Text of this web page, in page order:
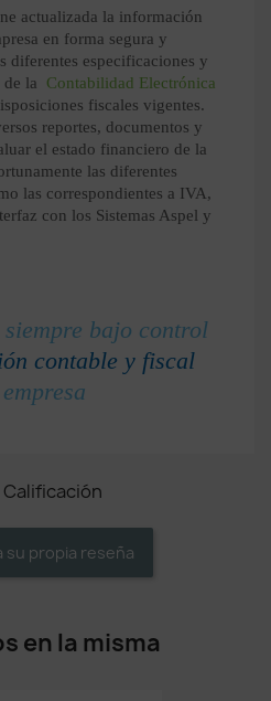
actualizada la información
en forma segura y
diferentes especificaciones y
de la Contabilidad Electrónica
fiscales vigentes.
reportes, documentos y
el estado financiero de la
las diferentes
las correspondientes a IVA,
con los Sistemas Aspel y
bajo control
contable y fiscal
Calificación
su propia reseña
en la misma